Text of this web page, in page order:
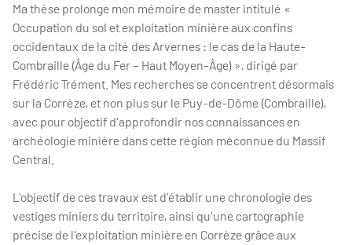
Ma thèse prolonge mon mémoire de master intitulé «
Occupation du sol et exploitation minière aux confins
occidentaux de la cité des Arvernes : le cas de la Haute-
Combraille (Âge du Fer – Haut Moyen-Âge) », dirigé par
Frédéric Trément. Mes recherches se concentrent désormais
sur la Corrèze, et non plus sur le Puy-de-Dôme (Combraille),
avec pour objectif d'approfondir nos connaissances en
archéologie minière dans cette région méconnue du Massif
Central.
L'objectif de ces travaux est d'établir une chronologie des
vestiges miniers du territoire, ainsi qu'une cartographie
précise de l'exploitation minière en Corrèze grâce aux